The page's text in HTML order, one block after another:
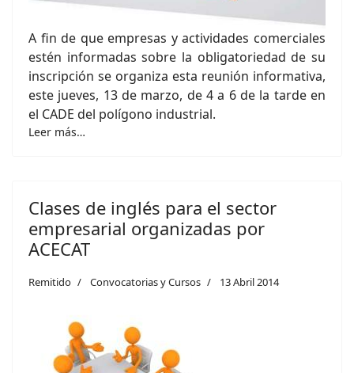
A fin de que empresas y actividades comerciales
estén informadas sobre la obligatoriedad de su
inscripción se organiza esta reunión informativa,
este jueves, 13 de marzo, de 4 a 6 de la tarde en
el CADE del polígono industrial.
Leer más…
Clases de inglés para el sector
empresarial organizadas por
ACECAT
Remitido Convocatorias y Cursos 13 Abril 2014